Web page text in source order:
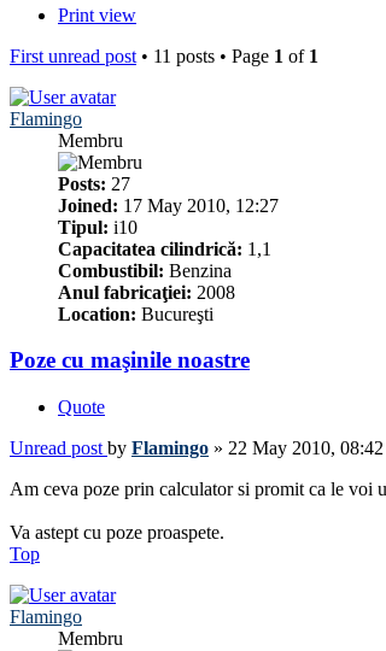
Print view
First unread post • 11 posts • Page 1 of 1
Flamingo
Membru
Posts: 27
Joined: 17 May 2010, 12:27
Tipul: i10
Capacitatea cilindrică: 1,1
Combustibil: Benzina
Anul fabricaţiei: 2008
Location: Bucureşti
Poze cu maşinile noastre
Quote
Unread post by Flamingo » 22 May 2010, 08:42
Am ceva poze prin calculator si promit ca le voi
Va astept cu poze proaspete.
Top
Flamingo
Membru